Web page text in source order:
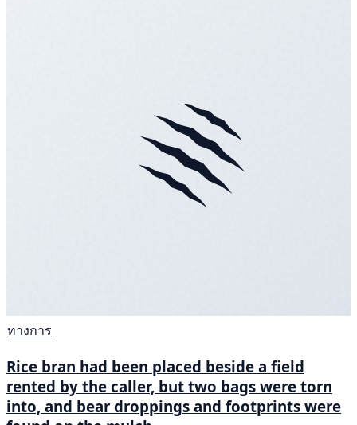
ทางการ
Rice bran had been placed beside a field
rented by the caller, but two bags were torn
into, and bear droppings and footprints were